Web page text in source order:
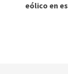
eólico en